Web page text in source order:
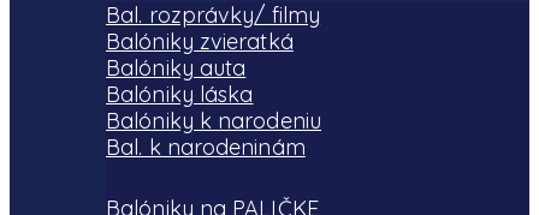
Bal. rozprávky/ filmy
Balóniky zvieratká
Balóniky auta
Balóniky láska
Balóniky k narodeniu
Bal. k narodeninám
Balóniky na PALIČKE